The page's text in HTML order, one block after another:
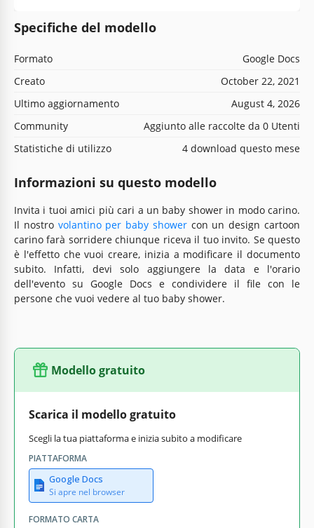
Specifiche del modello
Formato
Google Docs
Creato
October 22, 2021
Ultimo aggiornamento
August 4, 2026
Community
Aggiunto alle raccolte da 0 Utenti
Statistiche di utilizzo
4 download questo mese
Informazioni su questo modello
Invita i tuoi amici più cari a un baby shower in modo carino.
Il nostro volantino per baby showercon un design cartoon
carino farà sorridere chiunque riceva il tuo invito. Se questo
è l'effetto che vuoi creare, inizia a modificare il documento
subito. Infatti, devi solo aggiungere la data e l'orario
dell'evento su Google Docs e condividere il file con le
persone che vuoi vedere al tuo baby shower.
Modello gratuito
Scarica il modello gratuito
Scegli la tua piattaforma e inizia subito a modificare
PIATTAFORMA
Google Docs
Si apre nel browser
FORMATO CARTA